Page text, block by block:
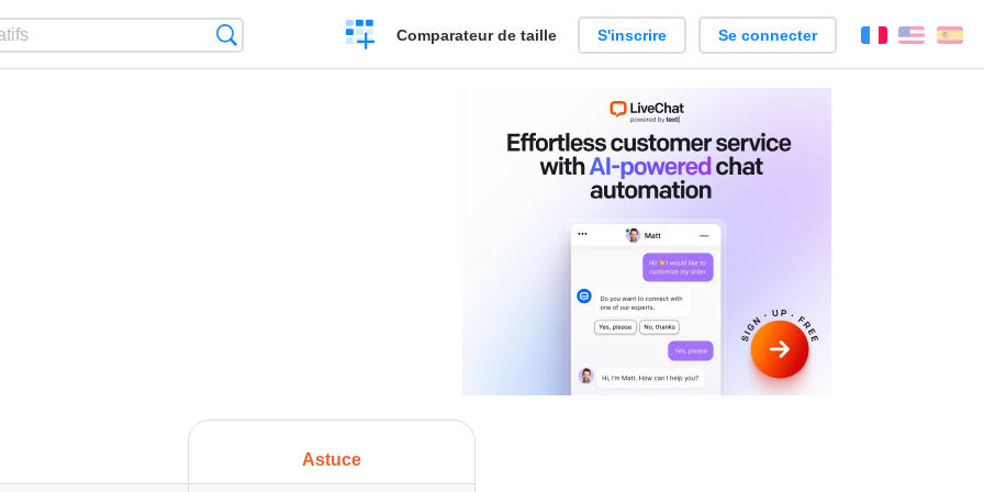
Créer
un
Comparateur de taille S'inscrire Se connecter FrançaisEnglish
Astuce